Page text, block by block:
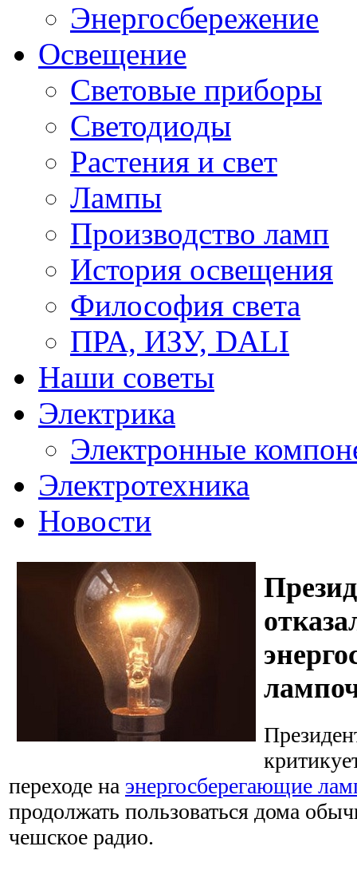
Энергосбережение
Освещение
Световые приборы
Светодиоды
Растения и свет
Лампы
Производство ламп
История освещения
Философия света
ПРА, ИЗУ, DALI
Наши советы
Электрика
Электронные
Электротехника
Новости
переходе на энергосберегающие
продолжать пользоваться дома
чешское радио.